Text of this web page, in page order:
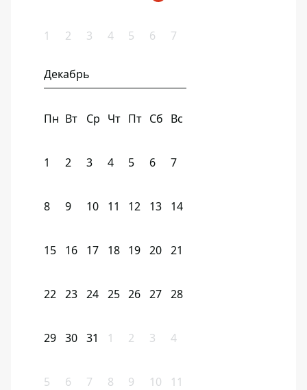
1 2 3 4 5 6 7
Декабрь
Пн Вт Ср Чт Пт Сб Вс
1 2 3 4 5 6 7
8 9 10 11 12 13 14
15 16 17 18 19 20 21
22 23 24 25 26 27 28
29 30 31 1 2 3 4
5 6 7 8 9 10 11